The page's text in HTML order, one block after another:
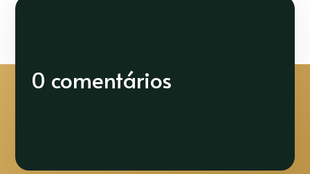
0 comentários